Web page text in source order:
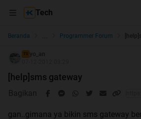
Tech
Beranda ... Programmer Forum
TS yo_an
[help]sms gateway
Bagikan
gan..gimana ya bikin sms gateway